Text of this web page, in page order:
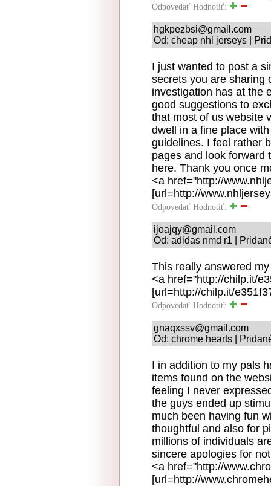
Odpovedať Hodnotiť:
hgkpezbsi@gmail.com
Od: cheap nhl jerseys |
I just wanted to post a
secrets you are sharing
investigation has at the
good suggestions to
that most of us website
dwell in a fine place
guidelines. I feel rather
pages and look forward
here. Thank you once
<a href="http://
[url=http://
Odpovedať Hodnotiť:
ijoajqy@gmail.com
Od: adidas nmd r1 |
This really answered
<a href="http://chilp.it/
[url=http://chilp.it/
Odpovedať Hodnotiť:
gnaqxssv@gmail.com
Od: chrome hearts |
I in addition to my pals
items found on the
feeling I never
the guys ended up
much been having fun
thoughtful and also for
millions of individuals
sincere apologies for
<a href="http://
[url=http://